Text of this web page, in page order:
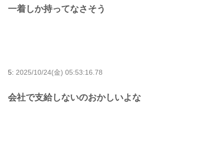
一着しか持ってなさそう
5: 2025/10/24(金) 05:53:16.78
会社で支給しないのおかしいよな